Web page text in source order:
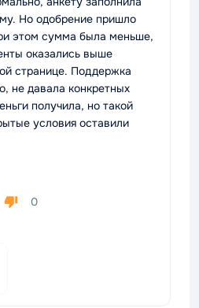
Но одобрение пришло
этом сумма была меньше,
оказались выше
странице. Поддержка
не давала конкретных
получила, но такой
условия оставили
0